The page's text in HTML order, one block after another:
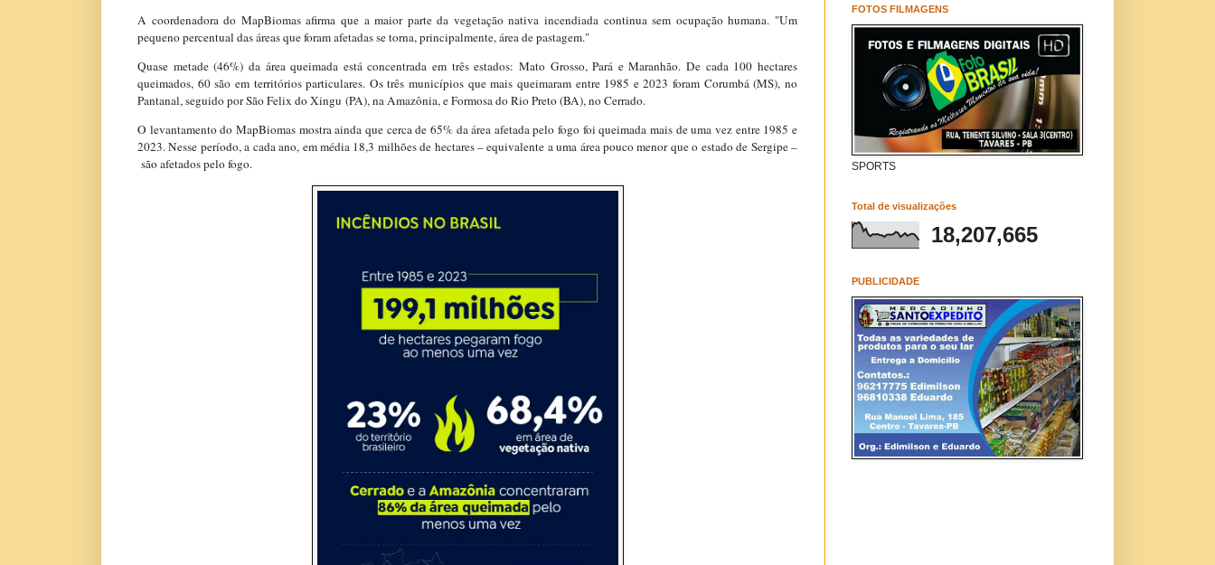
A coordenadora do MapBiomas afirma que a maior parte da vegetação nativa incendiada continua sem ocupação humana. "Um
pequeno percentual das áreas que foram afetadas se torna, principalmente, área de pastagem."
Quase metade (46%) da área queimada está concentrada em três estados: Mato Grosso, Pará e Maranhão. De cada 100 hectares
queimados, 60 são em territórios particulares. Os três municípios que mais queimaram entre 1985 e 2023 foram Corumbá (MS), no
Pantanal, seguido por São Felix do Xingu (PA), na Amazônia, e Formosa do Rio Preto (BA), no Cerrado.
O levantamento do MapBiomas mostra ainda que cerca de 65% da área afetada pelo fogo foi queimada mais de uma vez entre 1985 e
2023. Nesse período, a cada ano, em média 18,3 milhões de hectares – equivalente a uma área pouco menor que o estado de Sergipe –
são afetados pelo fogo.
FOTOS FILMAGENS
SPORTS
Total de visualizações
18,207,665
PUBLICIDADE